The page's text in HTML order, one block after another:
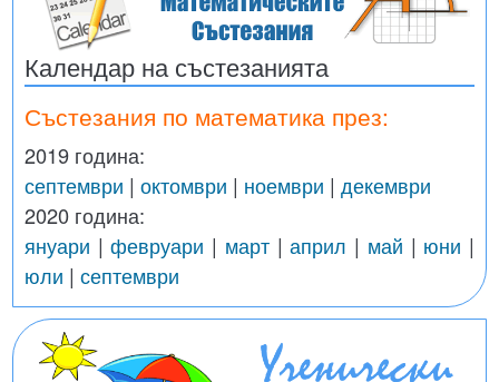
Календар на състезанията
Състезания по математика през:
2019 година:
септември | октомври | ноември | декември
2020 година:
януари |февруари | март|април | май | юни |
юли | септември